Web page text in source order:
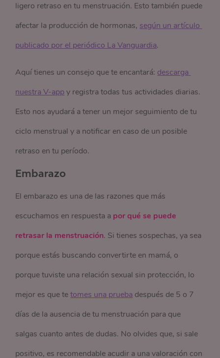
ligero retraso en tu menstruación. Esto también puede
afectar la producción de hormonas, según un artículo
publicado por el periódico La Vanguardia.
Aquí tienes un consejo que te encantará: descarga
nuestra V-appy registra todas tus actividades diarias.
Esto nos ayudará a tener un mejor seguimiento de tu
ciclo menstrual y a notificar en caso de un posible
retraso en tu período.
Embarazo
El embarazo es una de las razones que más
escuchamos en respuesta a por qué se puede
retrasar la menstruación. Si tienes sospechas, ya sea
porque estás buscando convertirte en mamá, o
porque tuviste una relación sexual sin protección, lo
mejor es que tetomes una prueba después de 5 o 7
días de la ausencia de tu menstruación para que
salgas cuanto antes de dudas. No olvides que, si sale
positivo, es recomendable acudir a una valoración con